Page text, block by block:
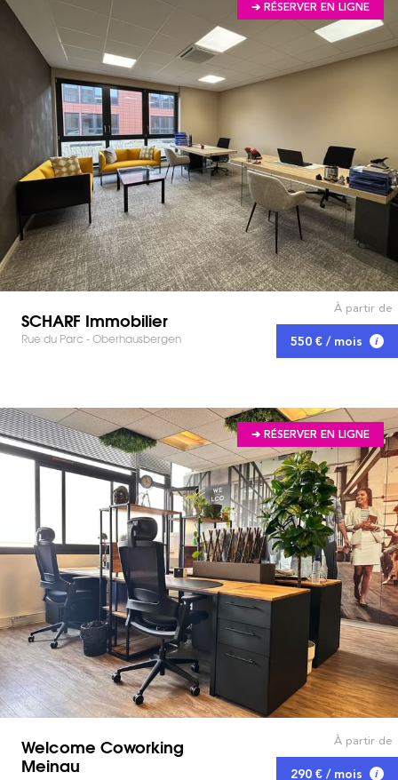
➔ RÉSERVER EN LIGNE
SCHARF Immobilier
Rue du Parc - Oberhausbergen
À partir de
550 € / mois
➔ RÉSERVER EN LIGNE
Welcome Coworking
Meinau
À partir de
290 € / mois